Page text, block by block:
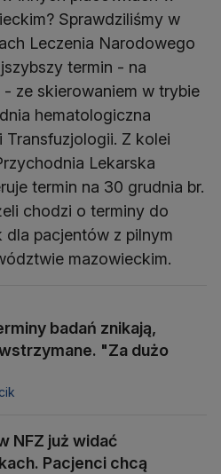
Sprawdziliśmy w
Leczenia Narodowego
termin - na
ze skierowaniem w trybie
hematologiczna
Z kolei
Lekarska
termin na 30 grudnia br.
chodzi o terminy do
pacjentów z pilnym
mazowieckim.
badań znikają,
"Za dużo
NFZ już widać
Pacjenci chcą